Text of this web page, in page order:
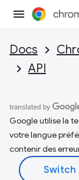
Docs
API
Google utilise la
votre langue
contenir des